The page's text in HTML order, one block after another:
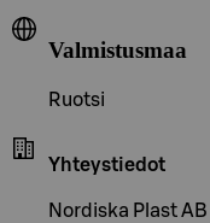
Valmistusmaa
Ruotsi
Yhteystiedot
Nordiska Plast AB